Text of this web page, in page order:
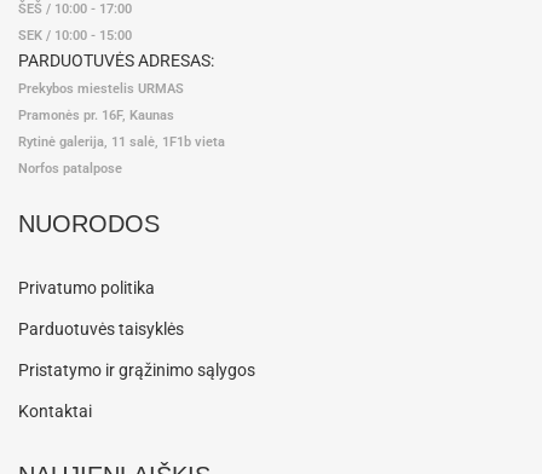
ŠEŠ / 10:00 - 17:00
SEK / 10:00 - 15:00
PARDUOTUVĖS ADRESAS:
Prekybos miestelis URMAS
Pramonės pr. 16F, Kaunas
Rytinė galerija, 11 salė, 1F1b vieta
Norfos patalpose
NUORODOS
Privatumo politika
Parduotuvės taisyklės
Pristatymo ir grąžinimo sąlygos
Kontaktai